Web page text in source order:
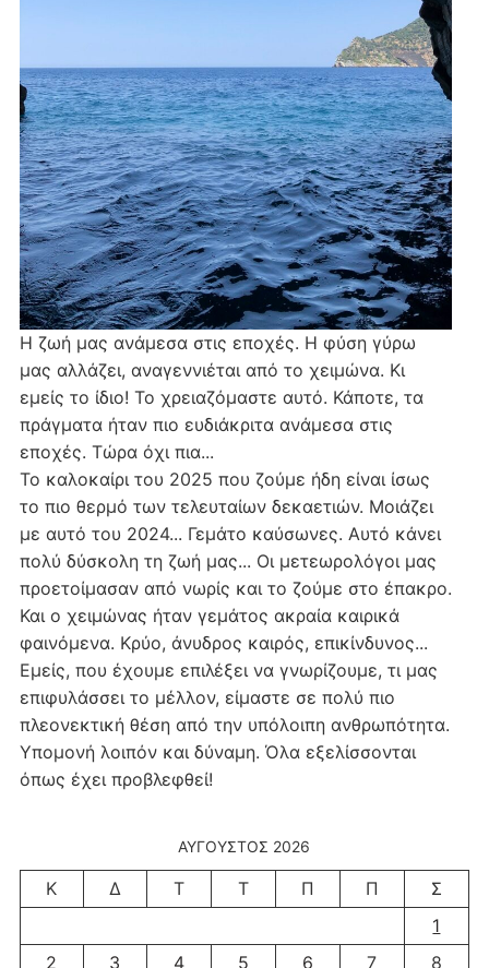
Η ζωή μας ανάμεσα στις εποχές. Η φύση γύρω
μας αλλάζει, αναγεννιέται από το χειμώνα. Κι
εμείς το ίδιο! Το χρειαζόμαστε αυτό. Κάποτε, τα
πράγματα ήταν πιο ευδιάκριτα ανάμεσα στις
εποχές. Τώρα όχι πια...
Το καλοκαίρι του 2025 που ζούμε ήδη είναι ίσως
το πιο θερμό των τελευταίων δεκαετιών. Μοιάζει
με αυτό του 2024... Γεμάτο καύσωνες. Αυτό κάνει
πολύ δύσκολη τη ζωή μας... Οι μετεωρολόγοι μας
προετοίμασαν από νωρίς και το ζούμε στο έπακρο.
Και ο χειμώνας ήταν γεμάτος ακραία καιρικά
φαινόμενα. Κρύο, άνυδρος καιρός, επικίνδυνος...
Εμείς, που έχουμε επιλέξει να γνωρίζουμε, τι μας
επιφυλάσσει το μέλλον, είμαστε σε πολύ πιο
πλεονεκτική θέση από την υπόλοιπη ανθρωπότητα.
Υπομονή λοιπόν και δύναμη. Όλα εξελίσσονται
όπως έχει προβλεφθεί!
ΑΎΓΟΥΣΤΟΣ 2026
Κ Δ Τ Τ Π Π
Σ
1
2
3 4 5 6 7
8